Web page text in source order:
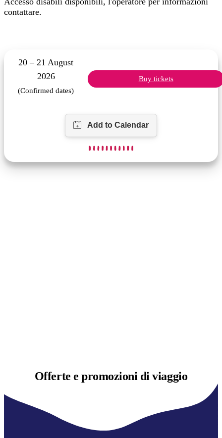
contattare.
20 – 21 August
2026
(Confirmed dates)
Buy tickets
Offerte epromozioni di viaggio